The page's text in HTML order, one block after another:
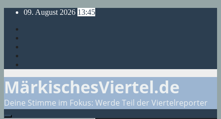
Skip
content
09. August 2026 13:45
MärkischesViertel.de
Deine Stimme im Fokus: Werde Teil der Viertelreporter